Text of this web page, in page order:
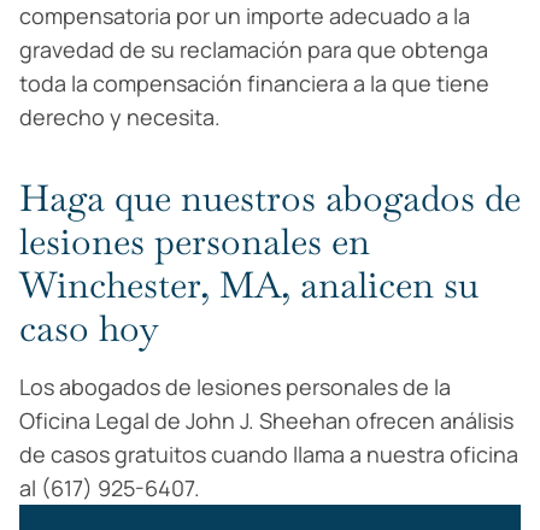
compensatoria por un importe adecuado a la
gravedad de su reclamación para que obtenga
toda la compensación financiera a la que tiene
derecho y necesita.
Haga que nuestros abogados de
lesiones personales en
Winchester, MA, analicen su
caso hoy
Los abogados de lesiones personales de la
Oficina Legal de John J. Sheehan ofrecen análisis
de casos gratuitos cuando llama a nuestra oficina
al (617) 925-6407.